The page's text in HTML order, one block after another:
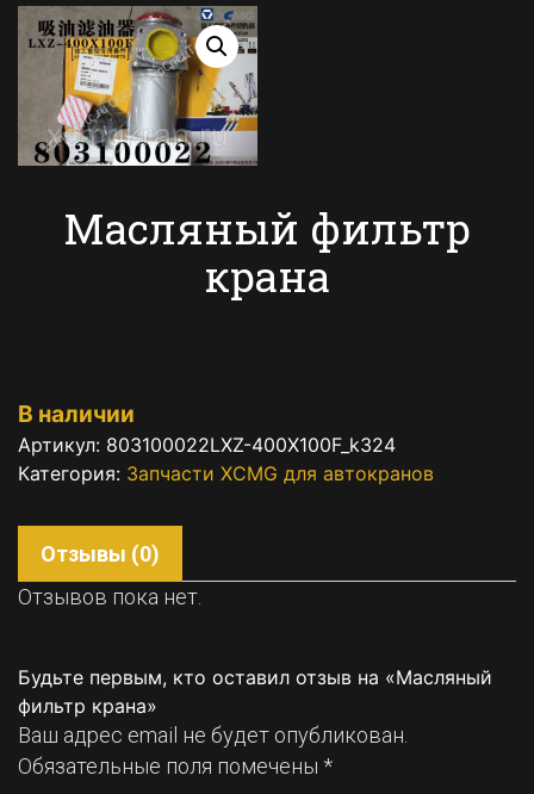
Масляный фильтр
крана
В наличии
Артикул: 803100022LXZ-400X100F_k324
Категория: Запчасти XCMG для автокранов
Отзывы (0)
Отзывов пока нет.
Будьте первым, кто оставил отзыв на «Масляный
фильтр крана»
Ваш адрес email не будет опубликован.
Обязательные поля помечены *